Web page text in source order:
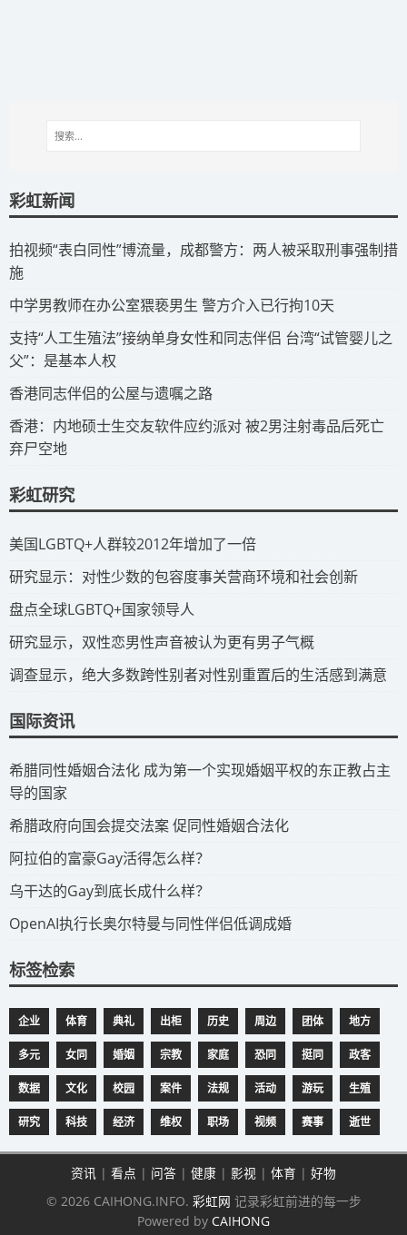
彩虹新闻
拍视频“表白同性”博流量，成都警方：两人被采取刑事强制措
施
​中学男教师在办公室猥亵男生 警方介入已行拘10天
​支持“人工生殖法”接纳单身女性和同志伴侣 台湾“试管婴儿之
父”：是基本人权
​香港同志伴侣的公屋与遗嘱之路
​香港：内地硕士生交友软件应约派对 被2男注射毒品后死亡
弃尸空地
彩虹研究
​美国LGBTQ+人群较2012年增加了一倍
​研究显示：对性少数的包容度事关营商环境和社会创新
​盘点全球LGBTQ+国家领导人
研究显示，双性恋男性声音被认为更有男子气概
调查显示，绝大多数跨性别者对性别重置后的生活感到满意
国际资讯
​希腊同性婚姻合法化 成为第一个实现婚姻平权的东正教占主
导的国家
​希腊政府向国会提交法案 促同性婚姻合法化
​阿拉伯的富豪Gay活得怎么样？
​乌干达的Gay到底长成什么样？
​OpenAI执行长奥尔特曼与同性伴侣低调成婚
标签检索
企业 体育 典礼 出柜 历史 周边 团体 地方
多元 女同 婚姻 宗教 家庭 恐同 挺同 政客
数据 文化 校园 案件 法规 活动 游玩 生殖
研究 科技 经济 维权 职场 视频 赛事 逝世
资讯 | 看点 | 问答 | 健康 | 影视 | 体育 | 好物
© 2026 CAIHONG.INFO. 彩虹网 记录彩虹前进的每一步
Powered by CAIHONG